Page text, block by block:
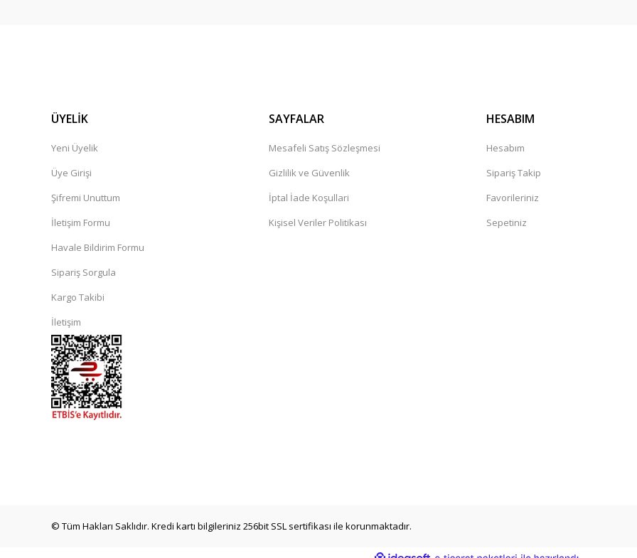
ÜYELİK
Yeni Üyelik
Üye Girişi
Şifremi Unuttum
İletişim Formu
Havale Bildirim Formu
Sipariş Sorgula
Kargo Takibi
İletişim
SAYFALAR
Mesafeli Satış Sözleşmesi
Gizlilik ve Güvenlik
İptal İade Koşullari
Kişisel Veriler Politikası
HESABIM
Hesabım
Sipariş Takip
Favorileriniz
Sepetiniz
sohbet
© Tüm Hakları Saklıdır. Kredi kartı bilgileriniz 256bit SSL sertifikası ile korunmaktadır.